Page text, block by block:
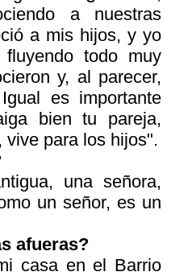
a nuestras
a mis hijos, y yo
todo muy
y, al parecer,
es importante
bien tu pareja,
vive para los hijos".
una señora,
un señor, es un
afueras?
casa en el Barrio